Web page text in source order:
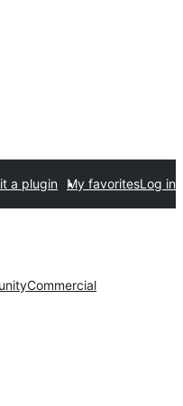
a plugin My favoritesLog in
Commercial